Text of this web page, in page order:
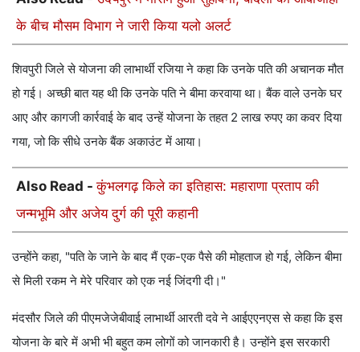
के बीच मौसम विभाग ने जारी किया यलो अलर्ट
शिवपुरी जिले से योजना की लाभार्थी रजिया ने कहा कि उनके पति की अचानक मौत
हो गई। अच्छी बात यह थी कि उनके पति ने बीमा करवाया था। बैंक वाले उनके घर
आए और कागजी कार्रवाई के बाद उन्हें योजना के तहत 2 लाख रुपए का कवर दिया
गया, जो कि सीधे उनके बैंक अकाउंट में आया।
Also Read -कुंभलगढ़ किले का इतिहास: महाराणा प्रताप की
जन्मभूमि और अजेय दुर्ग की पूरी कहानी
उन्होंने कहा, "पति के जाने के बाद मैं एक-एक पैसे की मोहताज हो गई, लेकिन बीमा
से मिली रकम ने मेरे परिवार को एक नई जिंदगी दी।"
मंदसौर जिले की पीएमजेजेबीवाई लाभार्थी आरती दवे ने आईएएनएस से कहा कि इस
योजना के बारे में अभी भी बहुत कम लोगों को जानकारी है। उन्होंने इस सरकारी